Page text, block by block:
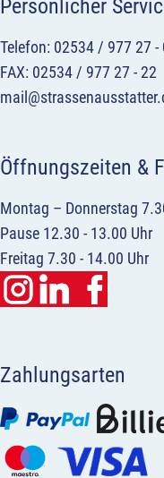
Persönlicher
Telefon: 02534 / 977 27 -
FAX: 02534 / 977 27 - 22
Öffnungszeiten &
Montag – Donnerstag
Pause 12.30 - 13.00 Uhr
Freitag 7.30 - 14.00 Uhr
Zahlungsarten